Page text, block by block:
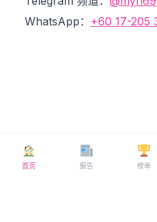
WhatsApp： +60 17-205
首页 报告 榜单